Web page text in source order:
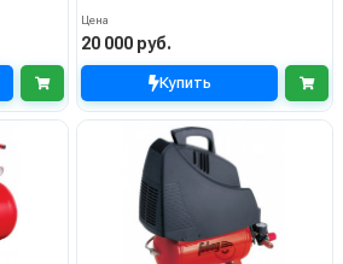
Цена
20 000 руб.
Купить